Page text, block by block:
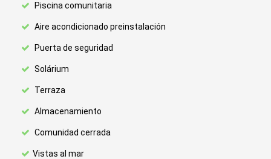
Piscina comunitaria
Aire acondicionado preinstalación
Puerta de seguridad
Solárium
Terraza
Almacenamiento
Comunidad cerrada
Vistas al mar